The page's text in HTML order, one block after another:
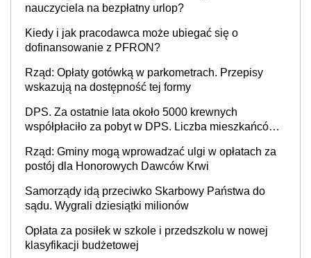
nauczyciela na bezpłatny urlop?
Kiedy i jak pracodawca może ubiegać się o
dofinansowanie z PFRON?
Rząd: Opłaty gotówką w parkometrach. Przepisy
wskazują na dostępność tej formy
DPS. Za ostatnie lata około 5000 krewnych
współpłaciło za pobyt w DPS. Liczba mieszkańców
Rząd: Gminy mogą wprowadzać ulgi w opłatach za
postój dla Honorowych Dawców Krwi
Samorządy idą przeciwko Skarbowy Państwa do
sądu. Wygrali dziesiątki milionów
Opłata za posiłek w szkole i przedszkolu w nowej
klasyfikacji budżetowej